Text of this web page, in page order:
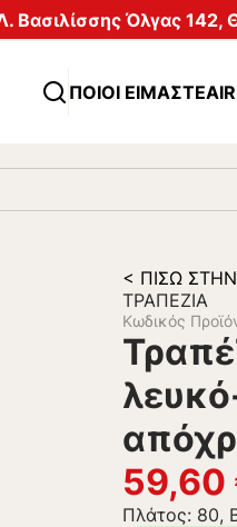
Όλγας 142,
ΠΟΙΟΙ ΕΙΜΑΣΤΕ
< ΠΊΣΩ
ΤΡΑΠΈΖΙΑ
Κωδικός
59,60
Πλάτος: 80,